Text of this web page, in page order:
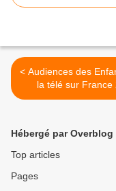
< Audiences des Enfants de
la télé sur France
Hébergé par Overblog
Top articles
Pages